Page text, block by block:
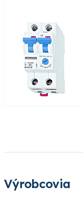
Výrobcovia